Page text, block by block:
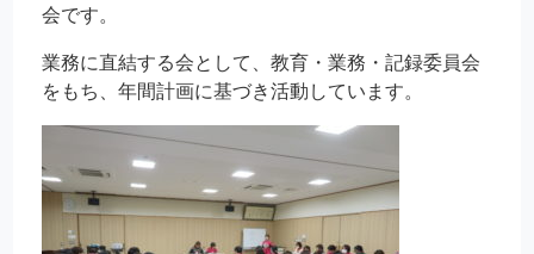
会です。
業務に直結する会として、教育・業務・記録委員会
をもち、年間計画に基づき活動しています。